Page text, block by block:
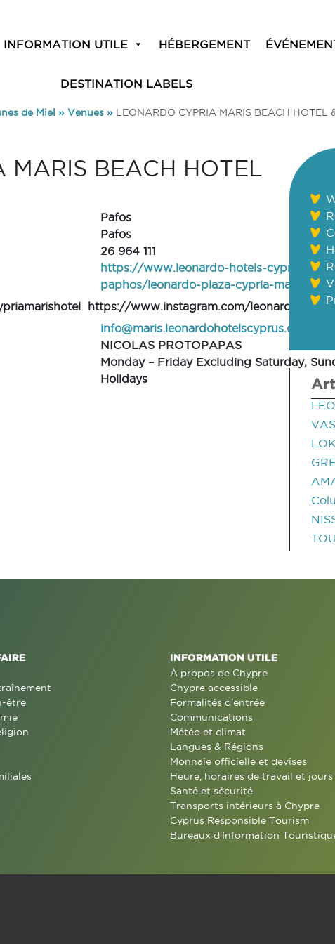
INFORMATION UTILE HÉBERGEMENT
DESTINATION LABELS
de Miel » Venues » LEONARDO CYPRIA MARIS BEACH HOTEL
MARIS BEACH HOTEL
Pafos
Pafos
26 964 111
https://www.leonardo-hotels-
paphos/leonardo-plaza-cypria-maris-
https://www.instagram.com/
info@maris.leonardohotelscyprus.com
NICOLAS PROTOPAPAS
Monday – Friday Excluding Saturday,
Holidays
être
INFORMATION UTILE
À propos de Chypre
Chypre accessible
Formalités d'entrée
Communications
Météo et climat
Langues & Régions
Monnaie officielle et devises
Heure, horaires de travail et jours
Santé et sécurité
Transports intérieurs à Chypre
Cyprus Responsible Tourism
Bureaux d'Information